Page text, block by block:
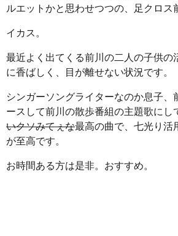
ルエットかと思わせつつの、足クロス
イカス。
最近よく出てくる前川の二人の子供の
に香ばしく、目が離せない状況です。
シンガーソングライターなのか息子、
ースして前川の散歩番組の主題歌にし
いクソみてぇな最高の曲で、七光り活
が至高です。
お時間ある方は是非。おすすめ。